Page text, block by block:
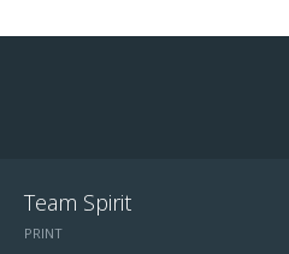
Team Spirit
PRINT